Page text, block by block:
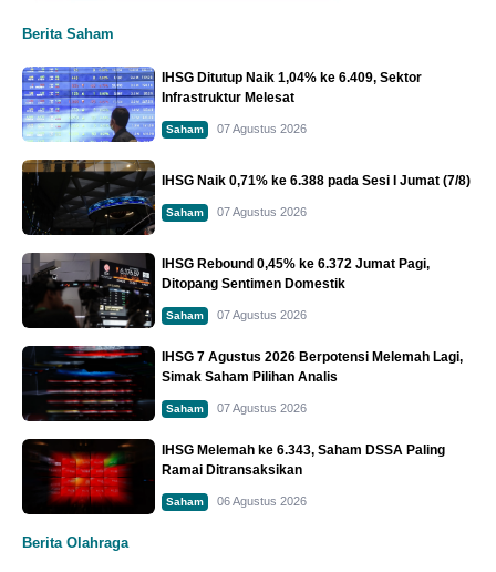
Berita Saham
IHSG Ditutup Naik 1,04% ke 6.409, Sektor
Infrastruktur Melesat
Saham 07 Agustus 2026
IHSG Naik 0,71% ke 6.388 pada Sesi I Jumat (7/8)
Saham 07 Agustus 2026
IHSG Rebound 0,45% ke 6.372 Jumat Pagi,
Ditopang Sentimen Domestik
Saham 07 Agustus 2026
IHSG 7 Agustus 2026 Berpotensi Melemah Lagi,
Simak Saham Pilihan Analis
Saham 07 Agustus 2026
IHSG Melemah ke 6.343, Saham DSSA Paling
Ramai Ditransaksikan
Saham 06 Agustus 2026
Berita Olahraga